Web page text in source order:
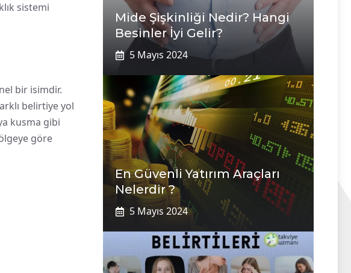
sistemi
bir isimdir.
belirtiye yol
kusma gibi
göre
Mide Şişkinliği Nedir? Hangi
Besinler İyi Gelir?
5 Mayıs 2024
En Güvenli Yatırım Araçları
Nelerdir ?
5 Mayıs 2024